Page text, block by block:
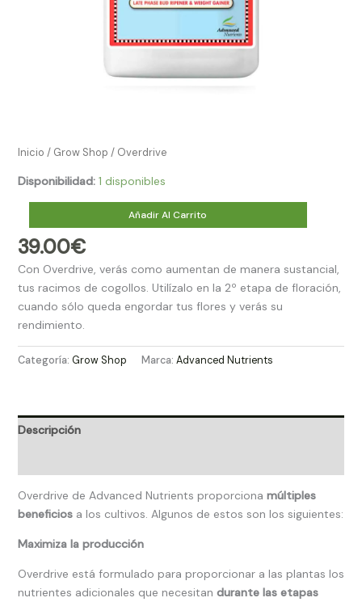
Inicio / Grow Shop​ / Overdrive
Disponibilidad: 1 disponibles
Añadir Al Carrito
39.00€
Con Overdrive, verás como aumentan de manera sustancial,
tus racimos de cogollos. Utilízalo en la 2º etapa de floración,
cuando sólo queda engordar tus flores y verás su
rendimiento.
Categoría: Grow Shop​ Marca: Advanced Nutrients
Descripción
Overdrive de Advanced Nutrients proporciona múltiples
beneficiosa los cultivos. Algunos de estos son los siguientes:
Maximiza la producción
Overdrive está formulado para proporcionar a las plantas los
nutrientes adicionales que necesitan durante las etapas